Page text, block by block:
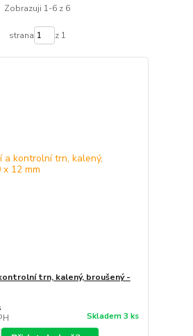
Zobrazuji 1-6 z 6
strana z 1
trn, kalený, broušený -
Skladem 3 ks